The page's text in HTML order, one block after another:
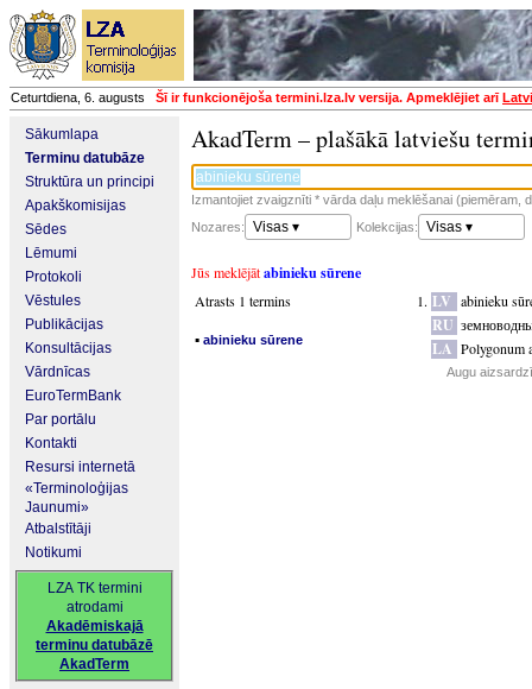
Ceturtdiena, 6. augusts Šī ir funkcionējoša termini.lza.lv versija. Apmeklējiet arī
Sākumlapa
Terminu datubāze
Struktūra un principi
Apakškomisijas
Sēdes
Lēmumi
Protokoli
Vēstules
Publikācijas
Konsultācijas
Vārdnīcas
EuroTermBank
Par portālu
Kontakti
Resursi internetā
«Terminoloģijas
Jaunumi»
Atbalstītāji
Notikumi
LZA TK termini
atrodami
Akadēmiskajā
terminu datubāzē
AkadTerm
AkadTerm – plašākā latviešu
Izmantojiet zvaigznīti * vārda daļu meklēšanai (piemēram,
Nozares:
Visas ▾ Kolekcijas: Visas ▾
Jūs meklējātabinieku sūrene
Atrasts 1 termins
▪ abinieku sūrene
LV abinieku
RU
LA Polygonum
Augu